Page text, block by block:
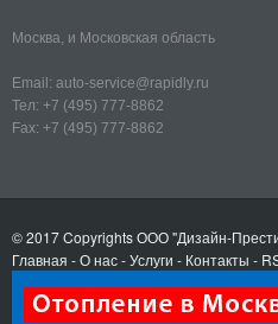
Москва, и Московская область
Email: auto-service@rapidly.ru
Тел: +7 (495) 777-8862
Fax: +7 (495) 777-8862
© 2017 CopyrightsООО "Дизайн-
Главная -О нас-Услуги - Контакты -